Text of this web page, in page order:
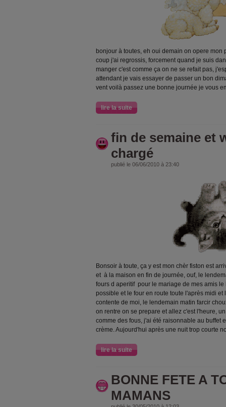
bonjour à toutes, eh oui demain on opere
coup j'ai regrossis, forcement quand je suis
manger c'est comme ça on ne se refait pas,
attendant je vais essayer de passer un bon
vent voilà passez une bonne journée je vous
lire la suite
fin de semaine et
chargé
publié le 06/06/2010 à 23:40
Bonsoir à toute, ça y est mon chèr fiston est
et à la maison en fin de journée, ouf, le
fours d aperitif pour le mariage de mes amis
possible et le four en route toute l'après midi
contente de moi, le lendemain matin farcir
on rentre on se prepare et allez c'est l'heure,
comme des fous, j'ai été raisonnable au buffet
crème. Aujourd'hui après une nuit trop courte
lire la suite
BONNE FETE A
MAMANS